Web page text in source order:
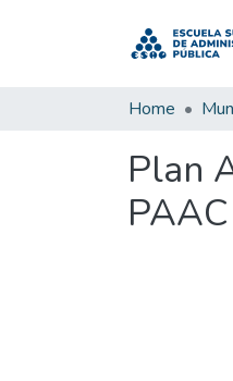
Home
Plan